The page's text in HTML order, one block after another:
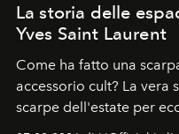
La storia delle
Yves Saint Laurent
Come ha fatto una
accessorio cult? La vera
scarpe dell'estate per